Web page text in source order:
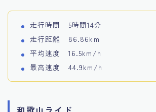
走行時間 5時間14分
走行距離 86.86km
平均速度 16.5km/h
最高速度 44.9km/h